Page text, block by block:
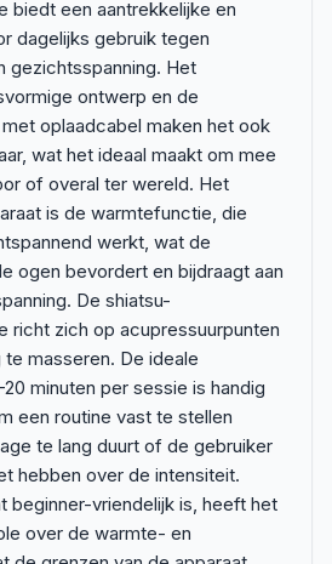
biedt een aantrekkelijke en
dagelijks gebruik tegen
gezichtsspanning. Het
ontwerp en de
oplaadcabel maken het ook
wat het ideaal maakt om mee
of overal ter wereld. Het
is de warmtefunctie, die
werkt, wat de
ogen bevordert en bijdraagt aan
De shiatsu-
richt zich op acupressuurpunten
masseren. De ideale
minuten per sessie is handig
een routine vast te stellen
te lang duurt of de gebruiker
hebben over de intensiteit.
beginner-vriendelijk is, heeft het
over de warmte- en